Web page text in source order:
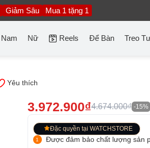
Giảm Sâu Mua 1 tặng 1
Nam Nữ Reels Để Bàn Treo
Yêu thích
3.972.900₫4.674.000₫ -15%
Đặc quyền tại WATCHSTORE
Được đảm bảo chất lượng sản